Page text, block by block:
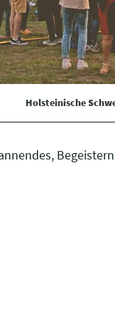
Holsteinische